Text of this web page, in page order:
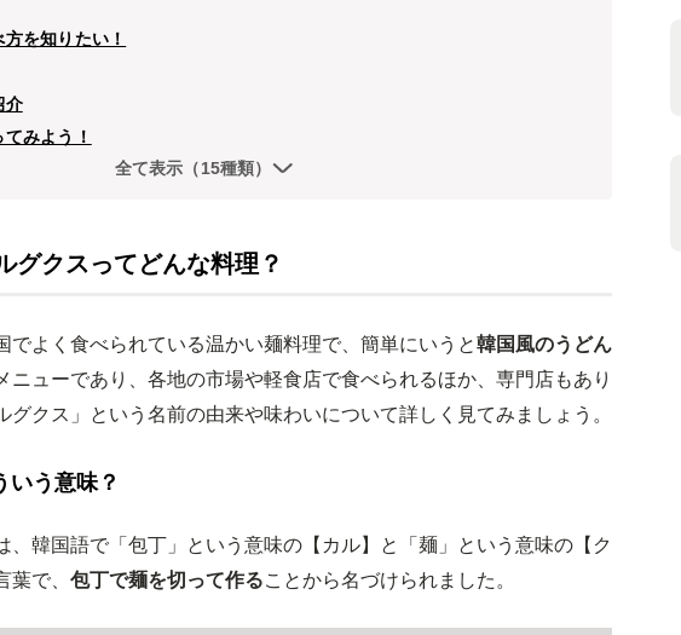
を知りたい！
介
みよう！
全て表示（15種類）
グクスってどんな料理？
でよく食べられている温かい麺料理で、簡単にいうと韓国風のうどん
ニューであり、各地の市場や軽食店で食べられるほか、専門店もあり
クス」という名前の由来や味わいについて詳しく見てみましょう。
いう意味？
、韓国語で「包丁」という意味の【カル】と「麺」という意味の【ク
で、 包丁で麺を切って作ることから名づけられました。